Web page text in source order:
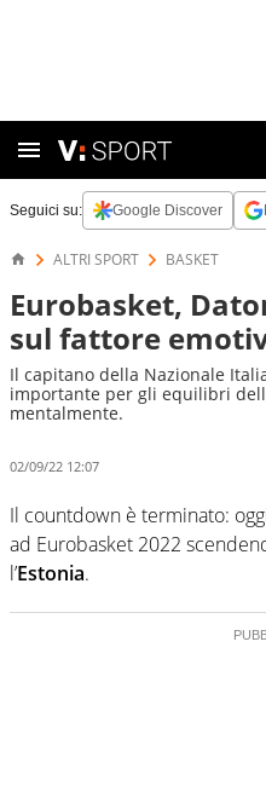
Seguici su: Google Discover
ALTRI SPORT BASKET
Eurobasket,
sul fattore
Il capitano della Nazionale
importante per gli equilibri
mentalmente.
02/09/22 12:07
Il countdown è terminato:
ad Eurobasket 2022
l’Estonia.